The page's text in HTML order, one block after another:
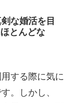
な婚活を目
とんどな
する際に気に
。しかし、